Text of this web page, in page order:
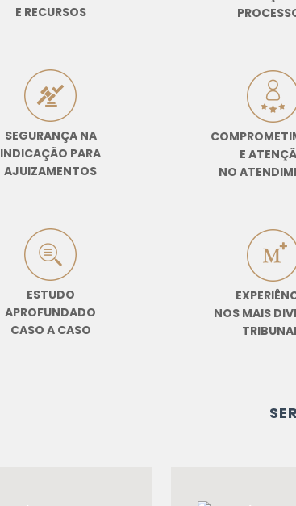
E RECURSOS
SEGURANÇANA
INDICAÇÃO PARA
AJUIZAMENTOS
ESTUDO
APROFUNDADO
CASO A CASO
E
NO
NOS MAIS